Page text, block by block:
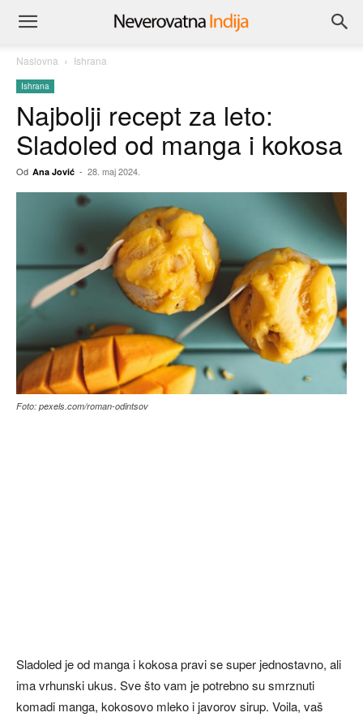
Naslovna Ishrana
Ishrana
Najbolji recept za leto:
Sladoled od manga i kokosa
Od Ana Jović - 28. maj 2024.
Foto: pexels.com/roman-odintsov
Sladoled je od manga i kokosa pravi se super jednostavno, ali
ima vrhunski ukus. Sve što vam je potrebno su smrznuti
komadi manga, kokosovo mleko i javorov sirup. Voila, vaš